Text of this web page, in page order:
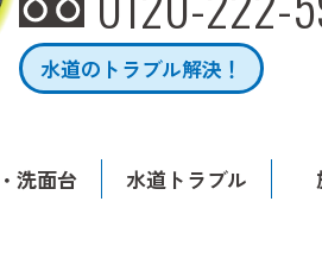
水道のトラブル解決！
洗面台 水道トラブル